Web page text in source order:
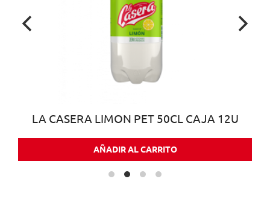
LA CASERA LIMON PET 50CL CAJA 12U
AÑADIR AL CARRITO